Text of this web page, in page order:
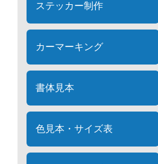
ステッカー制作
カーマーキング
書体見本
色見本・サイズ表